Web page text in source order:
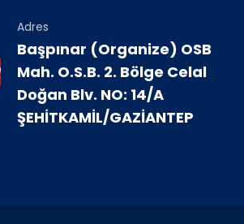
Adres
Başpınar (Organize) OSB
Mah. O.S.B. 2. Bölge Celal
Doğan Blv. NO: 14/A
ŞEHİTKAMİL/GAZİANTEP